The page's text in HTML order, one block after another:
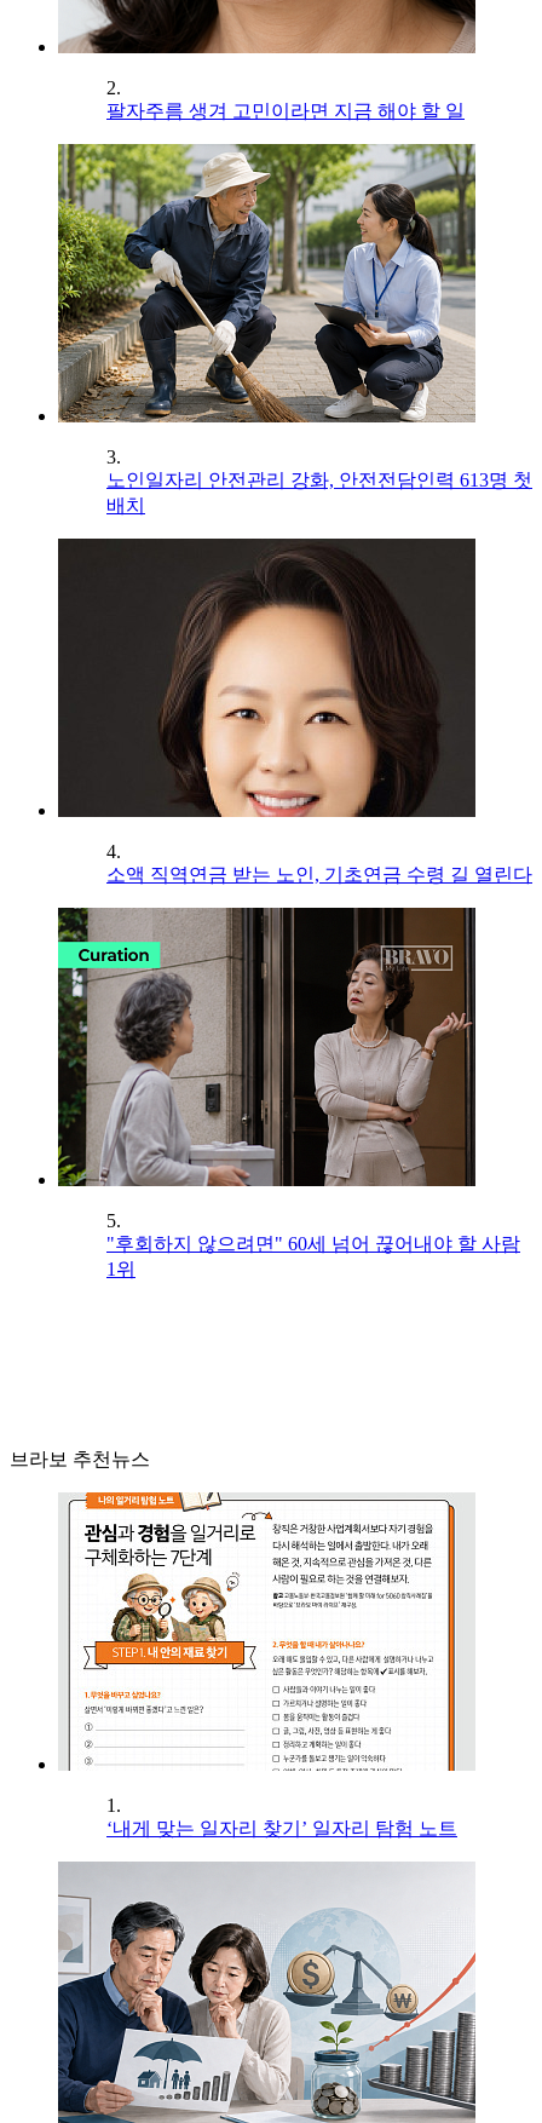
2.
팔자주름 생겨 고민이라면 지금 해야 할 일
3.
노인일자리 안전관리 강화, 안전전담인력 613명 첫
배치
4.
소액 직역연금 받는 노인, 기초연금 수령 길 열린다
5.
"후회하지 않으려면" 60세 넘어 끊어내야 할 사람
1위
브라보 추천뉴스
1.
‘내게 맞는 일자리 찾기’ 일자리 탐험 노트